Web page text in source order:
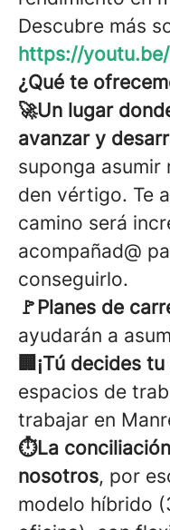
Descubre más
https://
¿Qué te
🚀Un lugar
avanzar y
suponga asumir
den vértigo. Te
camino será
acompañad@
conseguirlo.
🚩Planes de
ayudarán a
🏢¡Tú decides
espacios de
trabajar en
⏱️La
nosotros, por
modelo híbrido